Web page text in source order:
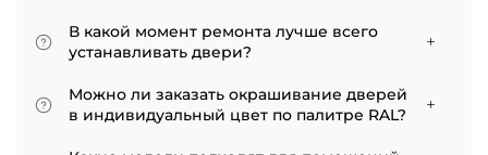
Итоговая сумма зависит от типа отделки
двери и габаритов проема. Минимальная
цена за установку стандартной двери с
покрытием «экошпон» начинается от 5000
рублей.
В какой момент ремонта лучше всего
устанавливать двери?
Мы советуем приступать к монтажу после
того, как уложено напольное покрытие. В
противном случае из-за изменения уровня
пола полотно может не подойти по высоте, и
Можно ли заказать окрашивание дверей
в индивидуальный цвет по палитре RAL?